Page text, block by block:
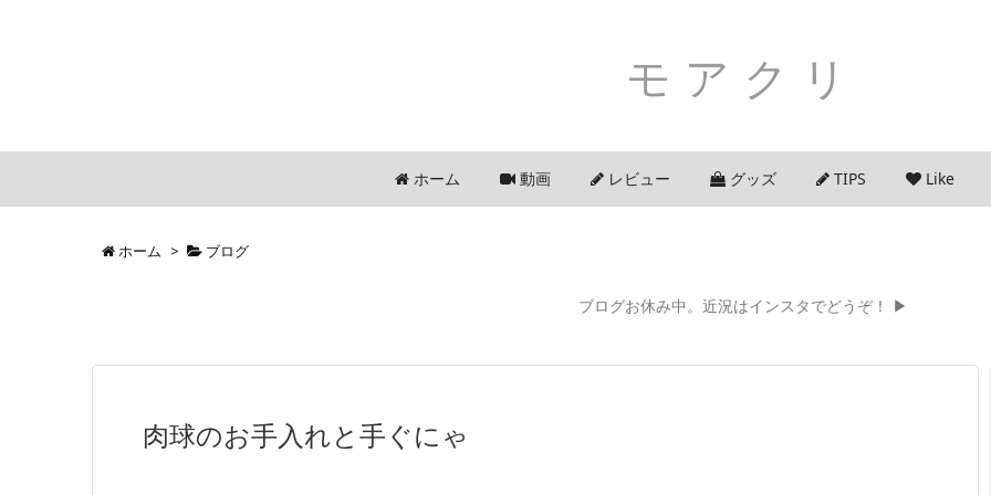
モアクリ
ホーム 動画 レビュー グッズ TIPS Like
ホーム > ブログ
ブログお休み中。近況はインスタでどうぞ！ ▶
肉球のお手入れと手ぐにゃ